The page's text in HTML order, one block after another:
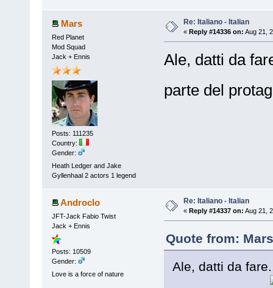
Mars
Red Planet
Mod Squad
Jack + Ennis
Posts: 111235
Country:
Gender:
Heath Ledger and Jake
Gyllenhaal 2 actors 1 legend
Re: Italiano - Italian
« Reply #14336 on: Aug 21,
Ale, datti da
parte del
Androclo
JFT-Jack Fabio Twist
Jack + Ennis
Posts: 10509
Gender:
Love is a force of nature
Re: Italiano - Italian
« Reply #14337 on: Aug 21,
Quote from:
Ale, datti da